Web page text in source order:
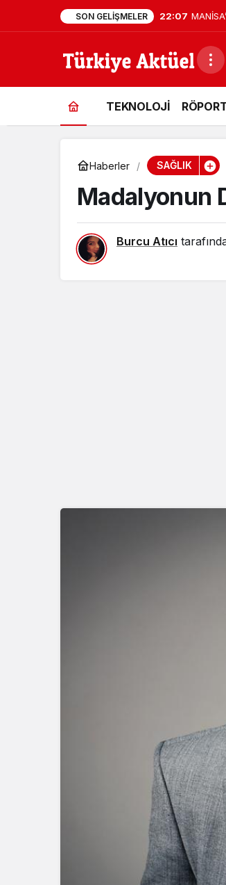
SON GELIŞMELER 22:07
TEKNOLOJİ
Haberler SAĞLIK
Madalyonun
Burcu Atıcı